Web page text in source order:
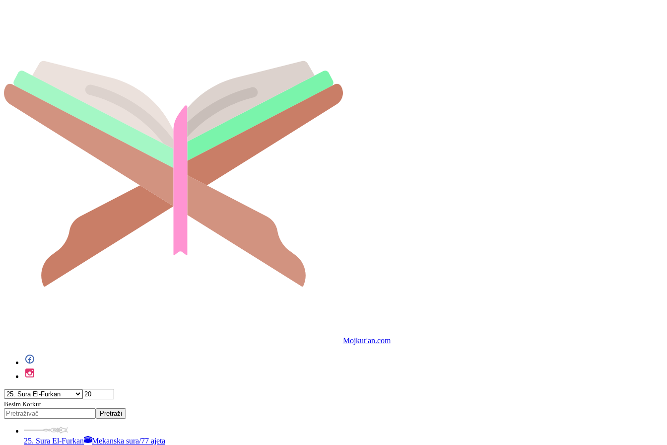
Mojkur'an.com
Besim Korkut
Pretraži
25. Sura El-Furkan Mekanska sura/77 ajeta